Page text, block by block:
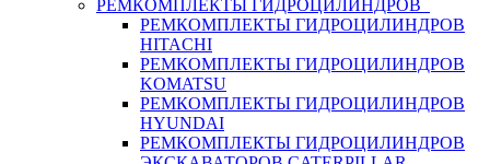
РЕМКОМПЛЕКТЫ ГИДРОЦИЛИНДРОВ
РЕМКОМПЛЕКТЫ ГИДРОЦИЛИНДРОВ
HITACHI
РЕМКОМПЛЕКТЫ ГИДРОЦИЛИНДРОВ
KOMATSU
РЕМКОМПЛЕКТЫ ГИДРОЦИЛИНДРОВ
HYUNDAI
РЕМКОМПЛЕКТЫ ГИДРОЦИЛИНДРОВ